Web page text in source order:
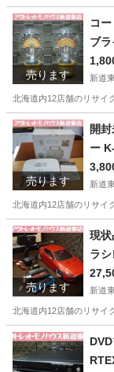
売ります
コ
ブ
充電
新道
北海道内12店舗のリサ
北海道 札幌市
売ります
開
ー
カラ
新道
北海道内12店舗のリサ
北海道 札幌市
売ります
現
ラ
古
新道
北海道内12店舗のリサ
北海道 札幌市